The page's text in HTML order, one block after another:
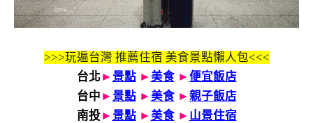
>>>玩遍台灣 推薦住宿 美食景點懶人包<<<
台北 ► 景點 ► 美食► 便宜飯店
台中 ► 景點 ► 美食► 親子飯店
南投► 景點 ► 美食► 山景住宿